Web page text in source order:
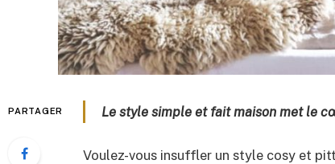
PARTAGER Le style simple et fait maison met le
Voulez-vous insuffler un style cosy et